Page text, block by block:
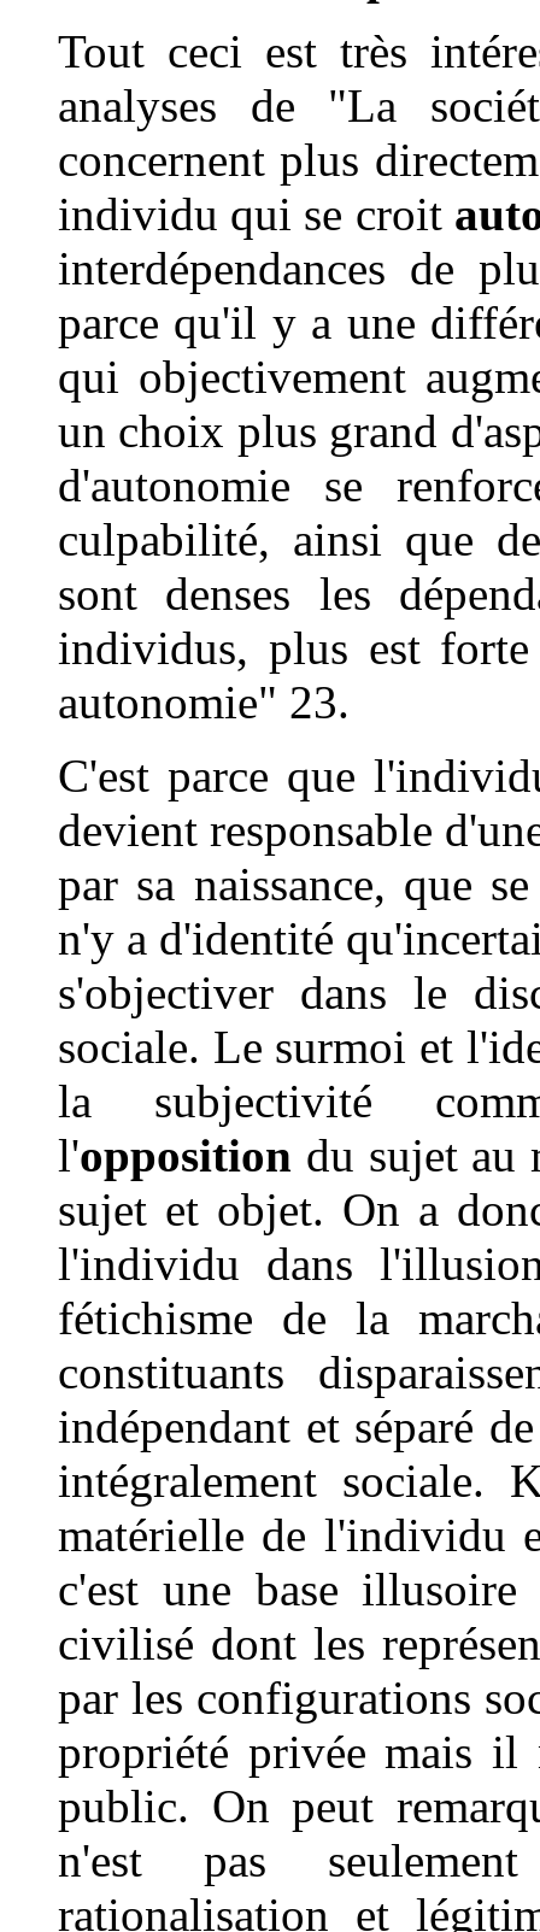
Tout ceci est très
analyses de "La
concernent plus
individu qui se croit
interdépendances de
parce qu'il y a une
qui objectivement
un choix plus grand
d'autonomie se
culpabilité, ainsi que
sont denses les
individus, plus est
autonomie" 23.
C'est parce que
devient responsable
par sa naissance, que
n'y a d'identité
s'objectiver dans le
sociale. Le surmoi et
la subjectivité
l'opposition du sujet au
sujet et objet. On a
l'individu dans
fétichisme de la
constituants
indépendant et séparé
intégralement sociale.
matérielle de l'individu
c'est une base
civilisé dont les
par les configurations
propriété privée mais
public. On peut
n'est pas
rationalisation et